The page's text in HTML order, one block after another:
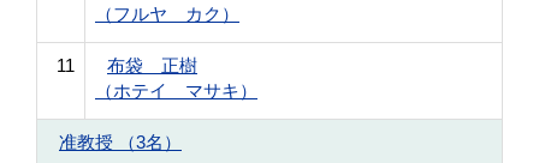
（フルヤ カク）
11
布袋 正樹
（ホテイ マサキ）
准教授 （3名）